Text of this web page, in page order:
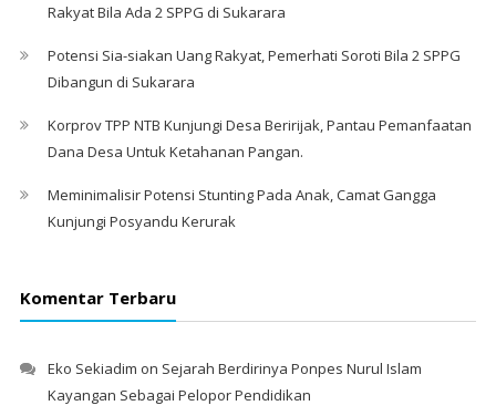
Rakyat Bila Ada 2 SPPG di Sukarara
Potensi Sia-siakan Uang Rakyat, Pemerhati Soroti Bila 2 SPPG
Dibangun di Sukarara
Korprov TPP NTB Kunjungi Desa Beririjak, Pantau Pemanfaatan
Dana Desa Untuk Ketahanan Pangan.
Meminimalisir Potensi Stunting Pada Anak, Camat Gangga
Kunjungi Posyandu Kerurak
Komentar Terbaru
Eko Sekiadim on Sejarah Berdirinya Ponpes Nurul Islam
Kayangan Sebagai Pelopor Pendidikan